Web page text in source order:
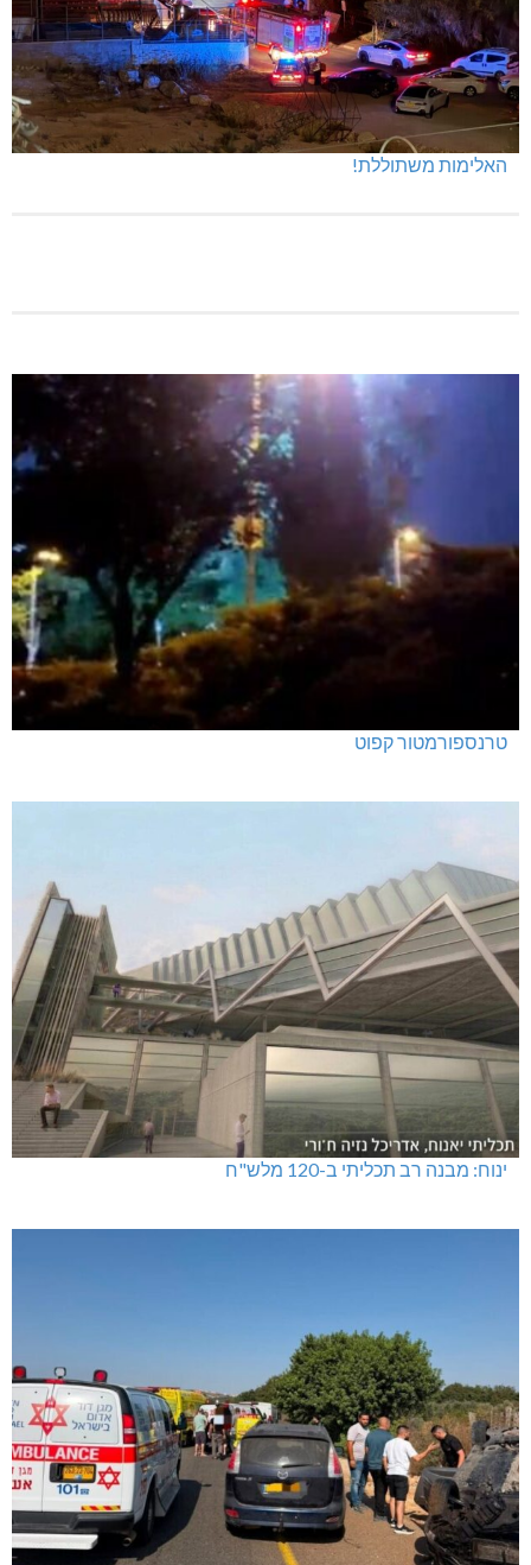
מנהלת אשכול גנים כפר ורדים: אורלי גלברט
האלימות משתוללת!
טרנספורמטור קפוט